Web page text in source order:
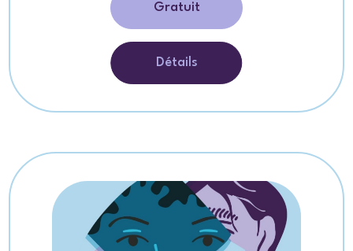
Gratuit
Détails